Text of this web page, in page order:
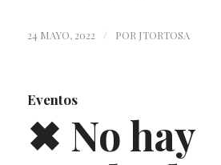
24 MAYO, 2022 / POR JTORTOSA
Eventos
✖ No hay